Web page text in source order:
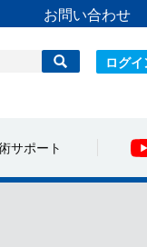
お問い合わせ
ログ
サポート